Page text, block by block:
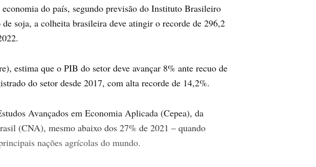
do país, segundo previsão do Instituto Brasileiro
soja, a colheita brasileira deve atingir o recorde de 296,2
estima que o PIB do setor deve avançar 8% ante recuo de
do setor desde 2017, com alta recorde de 14,2%.
Avançados em Economia Aplicada (Cepea), da
(CNA), mesmo abaixo dos 27% de 2021 – quando
nações agrícolas do mundo.